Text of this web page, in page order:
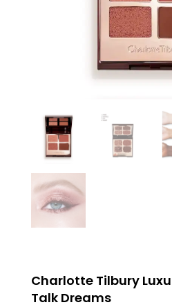
Charlotte Tilbury
Talk Dreams